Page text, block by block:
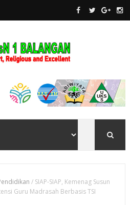
/ SIAP-SIAP, Kemenag Susun
Guru Madrasah Berbasis TSI